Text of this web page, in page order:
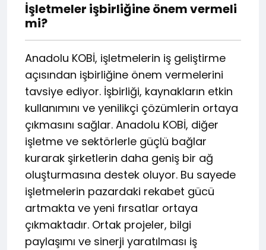
İşletmeler işbirliğine önem vermeli
mi?
Anadolu KOBİ, işletmelerin iş geliştirme
açısından işbirliğine önem vermelerini
tavsiye ediyor. İşbirliği, kaynakların etkin
kullanımını ve yenilikçi çözümlerin ortaya
çıkmasını sağlar. Anadolu KOBİ, diğer
işletme ve sektörlerle güçlü bağlar
kurarak şirketlerin daha geniş bir ağ
oluşturmasına destek oluyor. Bu sayede
işletmelerin pazardaki rekabet gücü
artmakta ve yeni fırsatlar ortaya
çıkmaktadır. Ortak projeler, bilgi
paylaşımı ve sinerji yaratılması iş